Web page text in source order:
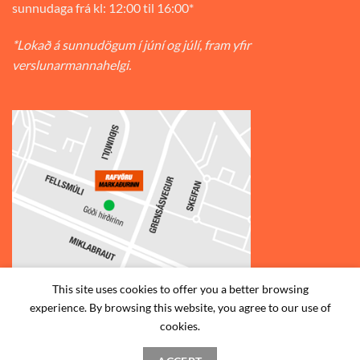
sunnudaga frá kl: 12:00 til 16:00*
*Lokað á sunnudögum í júní og júlí, fram yfir
verslunarmannahelgi.
© 2026Rafvörumarkaðurinn v/Fellsmúla | Síðumúla 34, 108
Reykjavík | S: 585-2888 |
This site uses cookies to offer you a better browsing
experience. By browsing this website, you agree to our use of
cookies.